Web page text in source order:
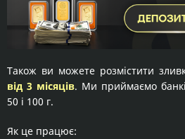
Також ви можете розмістити
від 3 місяців. Ми приймаємо
50 і 100 г.
Як це працює: